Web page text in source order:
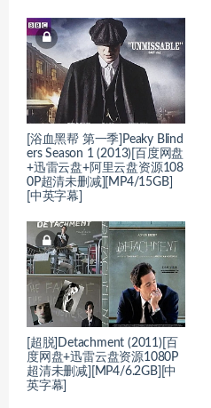
[浴血黑帮 第一季]Peaky Blind
ers Season 1 (2013)[百度网盘
+迅雷云盘+阿里云盘资源108
0P超清未删减][MP4/15GB]
[中英字幕]
[超脱]Detachment (2011)[百
度网盘+迅雷云盘资源1080P
超清未删减][MP4/6.2GB][中
英字幕]